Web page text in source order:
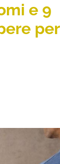
e 9
per